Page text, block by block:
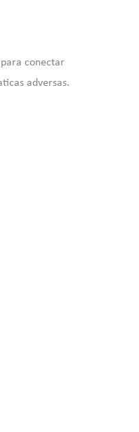
conectar
adversas.